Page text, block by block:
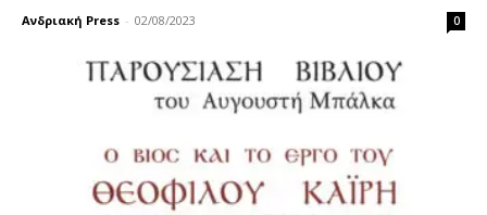
Ανδριακή Press - 02/08/2023 0